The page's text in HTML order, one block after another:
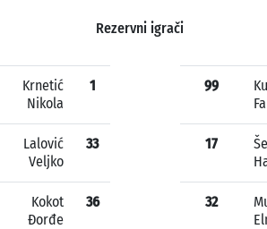
Rezervni igrači
Krnetić
Nikola
1
Lalović
Veljko
33
Kokot
Đorđe
36
99
17
32